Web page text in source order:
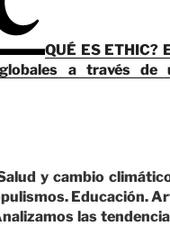
QUÉ ES ETHIC?
a través de
y cambio
Educación.
las